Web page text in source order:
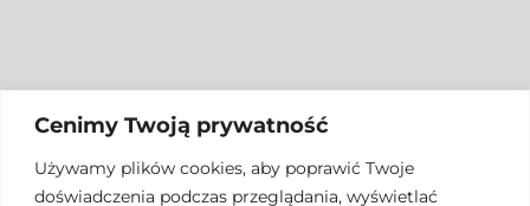
Cenimy Twoją prywatność
Używamy plików cookies, aby poprawić Twoje
doświadczenia podczas przeglądania, wyświetlać